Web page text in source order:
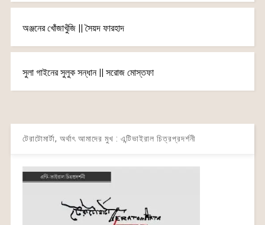
অঞ্জনের খোঁজাখুঁজি || সৈয়দ ফারহাদ
সুলা গাইনের সুলুক সন্ধান || সরোজ মোস্তফা
টেরাটোমার্টা, অর্থাৎ আমাদের মুখ : এন্টিভাইরাল চিত্রপ্রদর্শনী